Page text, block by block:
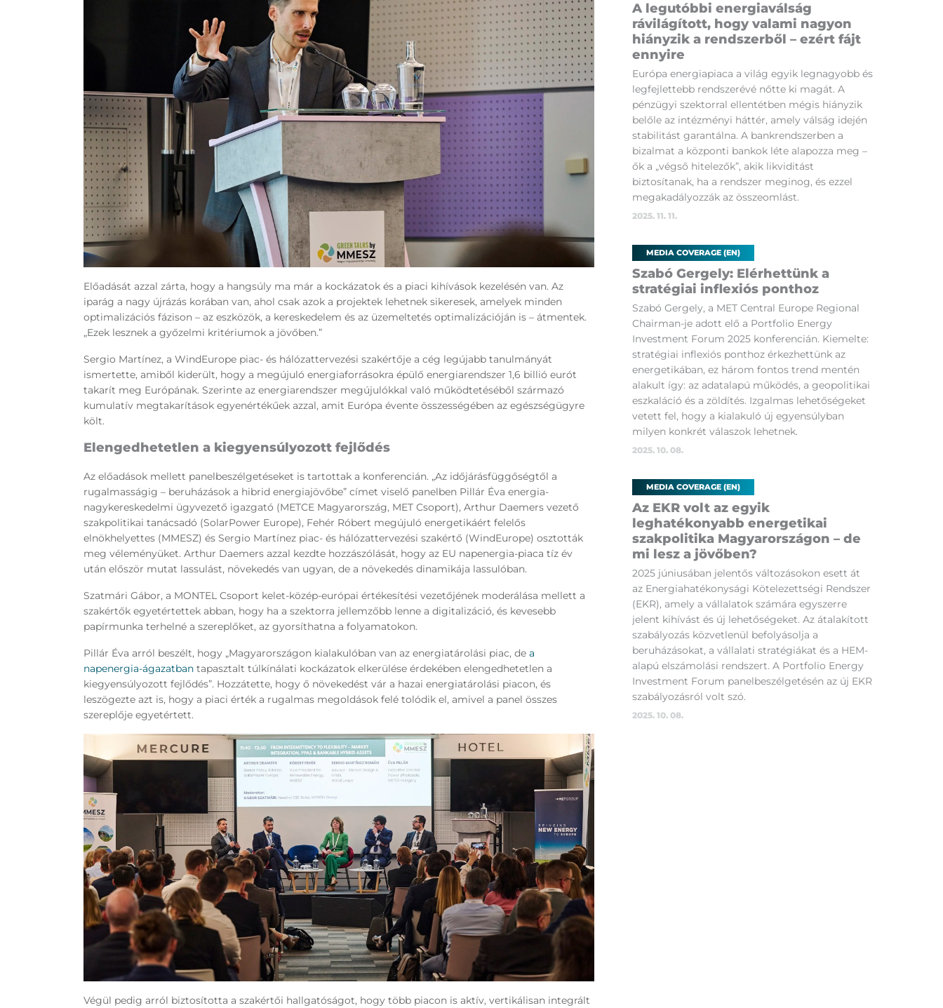
Előadását azzal zárta, hogy a hangsúly ma már a kockázatok és a piaci kihívások kezelésén van. Az
iparág a nagy újrázás korában van, ahol csak azok a projektek lehetnek sikeresek, amelyek minden
optimalizációs fázison – az eszközök, a kereskedelem és az üzemeltetés optimalizációján is – átmentek.
„Ezek lesznek a győzelmi kritériumok a jövőben.”
Sergio Martínez, a WindEurope piac- és hálózattervezési szakértője a cég legújabb tanulmányát
ismertette, amiből kiderült, hogy a megújuló energiaforrásokra épülő energiarendszer 1,6 billió eurót
takarít meg Európának. Szerinte az energiarendszer megújulókkal való működtetéséből származó
kumulatív megtakarítások egyenértékűek azzal, amit Európa évente összességében az egészségügyre
költ.
Elengedhetetlen a kiegyensúlyozott fejlődés
Az előadások mellett panelbeszélgetéseket is tartottak a konferencián. „Az időjárásfüggőségtől a
rugalmasságig – beruházások a hibrid energiajövőbe” címet viselő panelben Pillár Éva energia-
nagykereskedelmi ügyvezető igazgató (METCE Magyarország, MET Csoport), Arthur Daemers vezető
szakpolitikai tanácsadó (SolarPower Europe), Fehér Róbert megújuló energetikáért felelős
elnökhelyettes (MMESZ) és Sergio Martínez piac- és hálózattervezési szakértő (WindEurope) osztották
meg véleményüket. Arthur Daemers azzal kezdte hozzászólását, hogy az EU napenergia-piaca tíz év
után először mutat lassulást, növekedés van ugyan, de a növekedés dinamikája lassulóban.
Szatmári Gábor, a MONTEL Csoport kelet-közép-európai értékesítési vezetőjének moderálása mellett a
szakértők egyetértettek abban, hogy ha a szektorra jellemzőbb lenne a digitalizáció, és kevesebb
papírmunka terhelné a szereplőket, az gyorsíthatna a folyamatokon.
Pillár Éva arról beszélt, hogy „Magyarországon kialakulóban van az energiatárolási piac, dea
napenergia-ágazatban tapasztalt túlkínálati kockázatok elkerülése érdekében elengedhetetlen a
kiegyensúlyozott fejlődés”. Hozzátette, hogy ő növekedést vár a hazai energiatárolási piacon, és
leszögezte azt is, hogy a piaci érték a rugalmas megoldások felé tolódik el, amivel a panel összes
szereplője egyetértett.
Végül pedig arról biztosította a szakértői hallgatóságot, hogy több piacon is aktív, vertikálisan integrált
A legutóbbi energiaválság
rávilágított, hogy valami nagyon
hiányzik a rendszerből – ezért fájt
ennyire
Európa energiapiaca a világ egyik legnagyobb és
legfejlettebb rendszerévé nőtte ki magát. A
pénzügyi szektorral ellentétben mégis hiányzik
belőle az intézményi háttér, amely válság idején
stabilitást garantálna. A bankrendszerben a
bizalmat a központi bankok léte alapozza meg –
ők a „végső hitelezők”, akik likviditást
biztosítanak, ha a rendszer meginog, és ezzel
megakadályozzák az összeomlást.
2025. 11. 11.
MEDIA COVERAGE (EN)
Szabó Gergely: Elérhettünk a
stratégiai inflexiós ponthoz
Szabó Gergely, a MET Central Europe Regional
Chairman-je adott elő a Portfolio Energy
Investment Forum 2025 konferencián. Kiemelte:
stratégiai inflexiós ponthoz érkezhettünk az
energetikában, ez három fontos trend mentén
alakult így: az adatalapú működés, a geopolitikai
eszkaláció és a zöldítés. Izgalmas lehetőségeket
vetett fel, hogy a kialakuló új egyensúlyban
milyen konkrét válaszok lehetnek.
2025. 10. 08.
MEDIA COVERAGE (EN)
Az EKR volt az egyik
leghatékonyabb energetikai
szakpolitika Magyarországon – de
mi lesz a jövőben?
2025 júniusában jelentős változásokon esett át
az Energiahatékonysági Kötelezettségi Rendszer
(EKR), amely a vállalatok számára egyszerre
jelent kihívást és új lehetőségeket. Az átalakított
szabályozás közvetlenül befolyásolja a
beruházásokat, a vállalati stratégiákat és a HEM-
alapú elszámolási rendszert. A Portfolio Energy
Investment Forum panelbeszélgetésén az új EKR
szabályozásról volt szó.
2025. 10. 08.